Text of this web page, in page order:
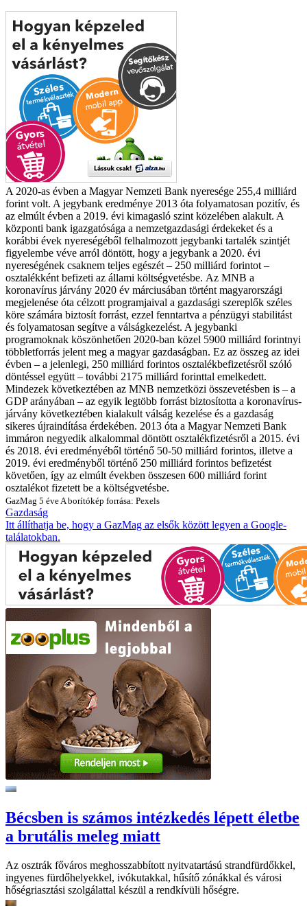
A 2020-as évben a Magyar Nemzeti Bank nyeresége 255,4 milliárd
forint volt. A jegybank eredménye 2013 óta folyamatosan pozitív, és
az elmúlt évben a 2019. évi kimagasló szint közelében alakult. A
központi bank igazgatósága a nemzetgazdasági érdekeket és a
korábbi évek nyereségéből felhalmozott jegybanki tartalék szintjét
figyelembe véve arról döntött, hogy a jegybank a 2020. évi
nyereségének csaknem teljes egészét – 250 milliárd forintot –
osztalékként befizeti az állami költségvetésbe. Az MNB a
koronavírus járvány 2020 év márciusában történt magyarországi
megjelenése óta célzott programjaival a gazdasági szereplők széles
köre számára biztosít forrást, ezzel fenntartva a pénzügyi stabilitást
és folyamatosan segítve a válságkezelést. A jegybanki
programoknak köszönhetően 2020-ban közel 5900 milliárd forintnyi
többletforrás jelent meg a magyar gazdaságban. Ez az összeg az idei
évben – a jelenlegi, 250 milliárd forintos osztalékbefizetésről szóló
döntéssel együtt – további 2175 milliárd forinttal emelkedett.
Mindezek következtében az MNB nemzetközi összevetésben is – a
GDP arányában – az egyik legtöbb forrást biztosította a koronavírus-
járvány következtében kialakult válság kezelése és a gazdaság
sikeres újraindítása érdekében. 2013 óta a Magyar Nemzeti Bank
immáron negyedik alkalommal döntött osztalékfizetésről a 2015. évi
és 2018. évi eredményéből történő 50-50 milliárd forintos, illetve a
2019. évi eredményből történő 250 milliárd forintos befizetést
követően, így az elmúlt években összesen 600 milliárd forint
osztalékot fizetett be a költségvetésbe.
GazMag 5 éve A borítókép forrása: Pexels
Gazdaság
Itt állíthatja be, hogy a GazMag az elsők között legyen a Google-
találatokban.
Bécsben is számos intézkedés lépett életbe
a brutális meleg miatt
Az osztrák főváros meghosszabbított nyitvatartású strandfürdőkkel,
ingyenes fürdőhelyekkel, ivókutakkal, hűsítő zónákkal és városi
hőségriasztási szolgálattal készül a rendkívüli hőségre.